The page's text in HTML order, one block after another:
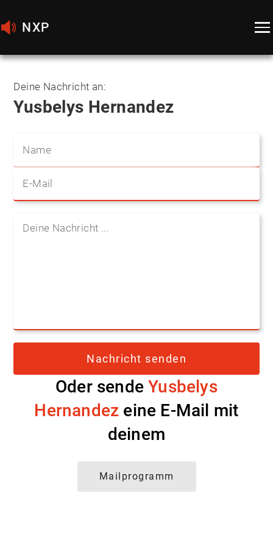
NXP
Deine Nachricht an:
Yusbelys Hernandez
Oder sendeYusbelys
Hernandez eine E-Mail mit
deinem
Mailprogramm